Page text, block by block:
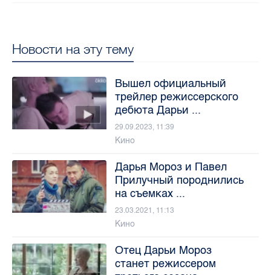
Новости на эту тему
Вышел официальный
трейлер режиссерского
дебюта Дарьи ...
29.09.2023, 11:39
Кино
Дарья Мороз и Павел
Прилучный породнились
на съемках ...
23.03.2021, 11:13
Кино
Отец Дарьи Мороз
станет режиссером